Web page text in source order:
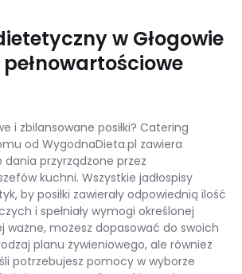
w Głogowie
i zbilansowane posiłki? Catering
od WygodnaDieta.pl zawiera
dania przyrządzone przez
kuchni. Wszystkie jadłospisy
by posiłki zawierały odpowiednią ilość
i spełniały wymogi określonej
ważne, możesz dopasować do swoich
planu żywieniowego, ale również
potrzebujesz pomocy w wyborze